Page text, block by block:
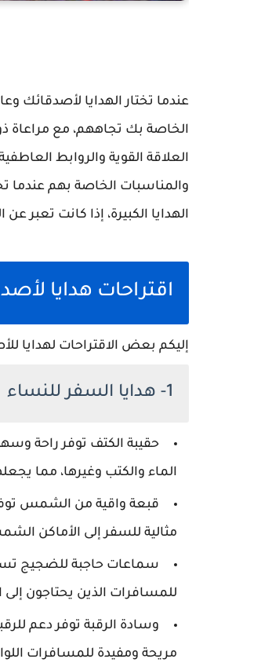
عندما تختار الهدايا لأصدقائك
الخاصة بك تجاههم، مع مراعاة
العلاقة القوية والروابط
والمناسبات الخاصة بهم عندما
الهدايا الكبيرة، إذا كانت
اقتراحات هدايا
إليكم بعض الاقتراحات لهدايا
1- هدايا السفر للنساء
حقيبة الكتف توفر راحة
الماء والكتب وغيرها، مما
قبعة واقية من الشمس
مثالية للسفر إلى الأماكن
سماعات حاجبة للضجيج
للمسافرات الذين يحتاجون
وسادة الرقبة توفر دعم
مريحة ومفيدة للمسافرات